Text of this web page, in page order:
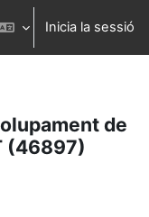
l'entrada de la cerca
Inicia la sessió
de
(46897)